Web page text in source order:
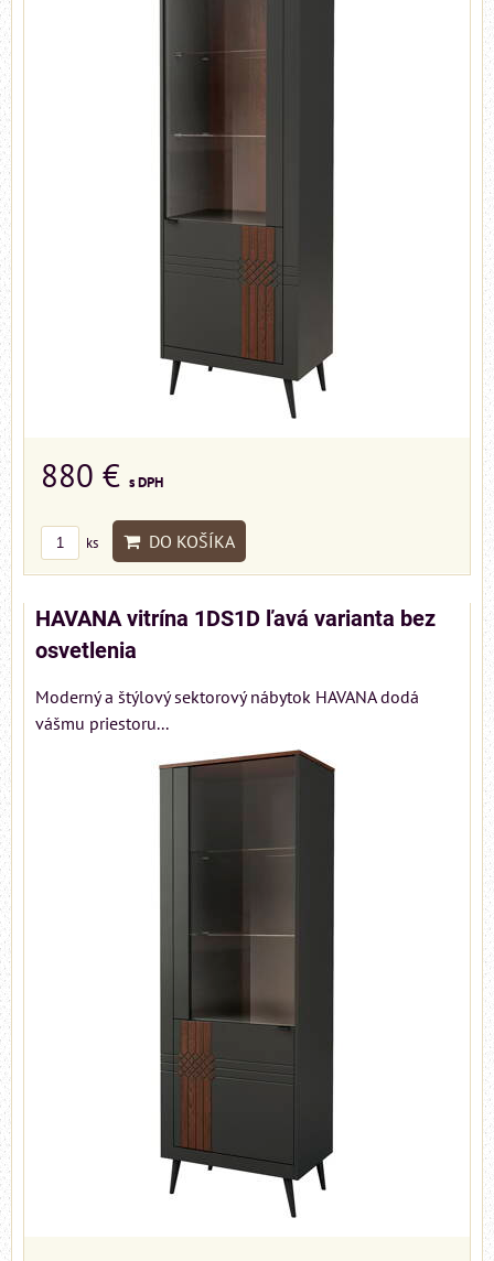
880 € s DPH
ks DO KOŠÍKA
HAVANA vitrína 1DS1D ľavá varianta bez
osvetlenia
Moderný a štýlový sektorový nábytok HAVANA dodá
vášmu priestoru...